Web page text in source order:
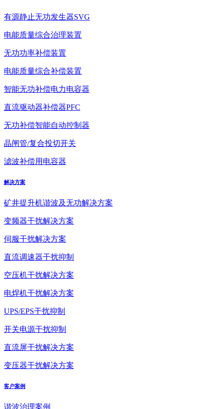
有源静止无功发生器SVG
电能质量综合治理装置
无功功率补偿装置
电能质量综合补偿装置
智能无功补偿电力电容器
直流驱动器补偿器PFC
无功补偿智能自动控制器
晶闸管/复合投切开关
滤波补偿用电容器
解决方案
矿井提升机谐波及无功解决方案
变频器干扰解决方案
伺服干扰解决方案
直流调速器干扰抑制
空压机干扰解决方案
电焊机干扰解决方案
UPS/EPS干扰抑制
开关电源干扰抑制
直流屏干扰解决方案
变压器干扰解决方案
客户案例
谐波治理案例